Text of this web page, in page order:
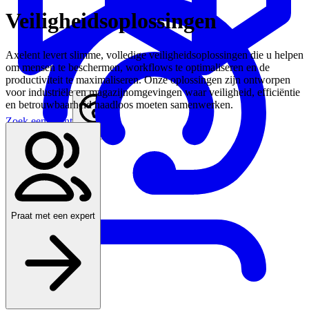
Zoek een agent
Veiligheidsoplossingen
Axelent levert slimme, volledige veiligheidsoplossingen die u helpen
om mensen te beschermen, workflows te optimaliseren en de
productiviteit te maximaliseren. Onze oplossingen zijn ontworpen
voor industriële en magazijnomgevingen waar veiligheid, efficiëntie
en betrouwbaarheid naadloos moeten samenwerken.
Praat met een expert